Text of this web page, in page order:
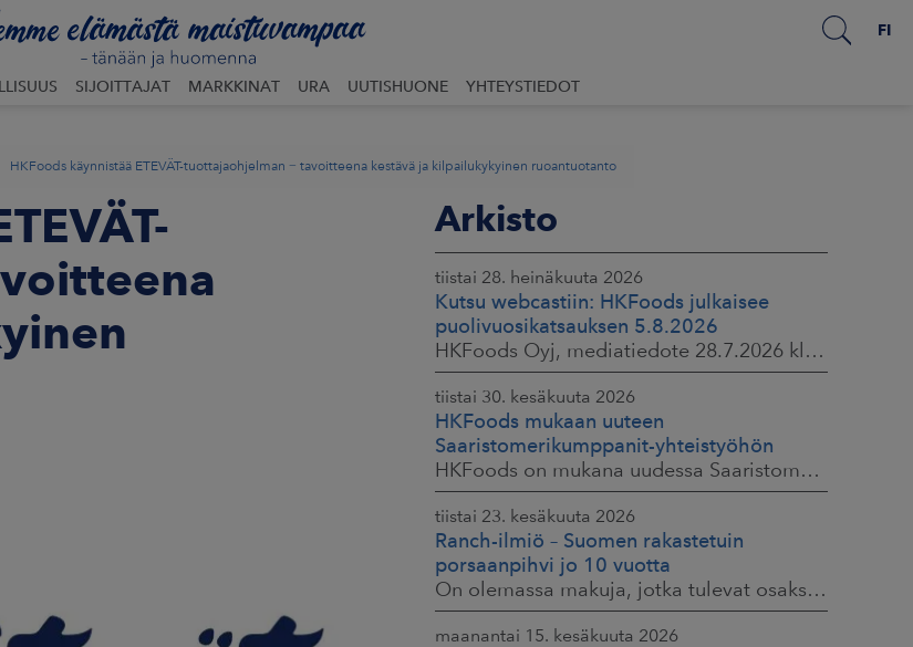
FI
SIJOITTAJAT MARKKINAT URA UUTISHUONE YHTEYSTIEDOT
HKFoods käynnistää ETEVÄT-tuottajaohjelman − tavoitteena kestävä ja kilpailukykyinen ruoantuotanto
Arkisto
tiistai 28. heinäkuuta 2026
Kutsu webcastiin: HKFoods julkaisee
puolivuosikatsauksen 5.8.2026
HKFoods Oyj, mediatiedote 28.7.2026 klo 14.00
tiistai 30. kesäkuuta 2026
HKFoods mukaan uuteen
Saaristomerikumppanit-yhteistyöhön
HKFoods on mukana uudessa Saaristomerikumppanit-hankkeessa, joka kokoaa yhteen elintarviketeollisuuden, kaupan, maataloustuottajat ja asiantuntijat. Tavoitteena
tiistai 23. kesäkuuta 2026
Ranch-ilmiö – Suomen rakastetuin
porsaanpihvi jo 10 vuotta
On olemassa makuja, jotka tulevat osaksi yhteisiä ruokahetkiä ja -muistoja. HK® Viljaporsaan fileepihvi Ranch on juuri sellainen. Klassikko, joka on hallinnut
maanantai 15. kesäkuuta 2026